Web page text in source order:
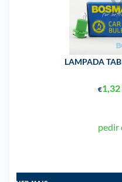
LAMPADA
€1,32
pedir